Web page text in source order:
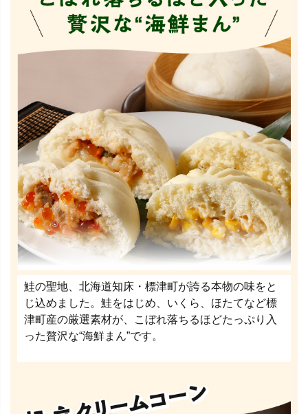
鮭の聖地、北海道知床・標津町が誇る本物の味をと
じ込めました。鮭をはじめ、いくら、ほたてなど標
津町産の厳選素材が、こぼれ落ちるほどたっぷり入
った贅沢な“海鮮まん”です。